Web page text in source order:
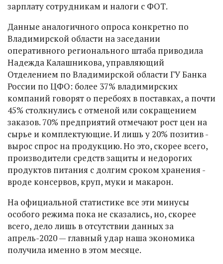
зарплату сотрудникам и налоги с ФОТ.
Данные аналогичного опроса конкретно по
Владимирской области на заседании
оперативного регионального штаба приводила
Надежда Калашникова, управляющий
Отделением по Владимирской области ГУ Банка
России по ЦФО: более 37% владимирских
компаний говорят о перебоях в поставках, а почти
45% столкнулись с отменой или сокращением
заказов. 70% предприятий отмечают рост цен на
сырье и комплектующие. И лишь у 20% позитив -
вырос спрос на продукцию. Но это, скорее всего,
производители средств защиты и недорогих
продуктов питания с долгим сроком хранения -
вроде консервов, круп, муки и макарон.
На официальной статистике все эти минусы
особого режима пока не сказались, но, скорее
всего, дело лишь в отсутствии данных за
апрель-2020 — главный удар наша экономика
получила именно в этом месяце.